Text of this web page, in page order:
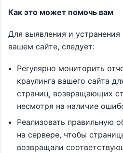
Как это может помочь вам
Для выявления и
вашем сайте, следует:
Регулярно мониторить
краулинга вашего сайта
страниц, возвращающих
несмотря на наличие
Реализовать правильную
на сервере, чтобы
возвращали